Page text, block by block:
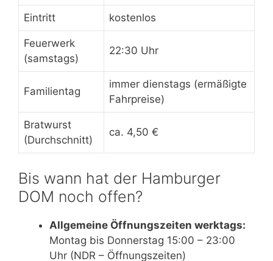
Eintritt kostenlos
Feuerwerk
(samstags)
22:30 Uhr
Familientag
immer dienstags (ermäßigte
Fahrpreise)
Bratwurst
(Durchschnitt)
ca. 4,50 €
Bis wann hat der Hamburger
DOM noch offen?
Allgemeine Öffnungszeiten werktags:
Montag bis Donnerstag 15:00 – 23:00
Uhr (NDR – Öffnungszeiten)